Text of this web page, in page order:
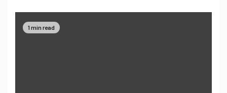
1 min read